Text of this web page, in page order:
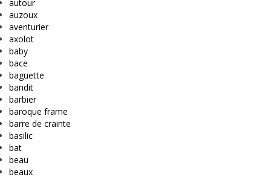
autour
auzoux
aventurier
axolot
baby
bace
baguette
bandit
barbier
baroque frame
barre de crainte
basilic
bat
beau
beaux